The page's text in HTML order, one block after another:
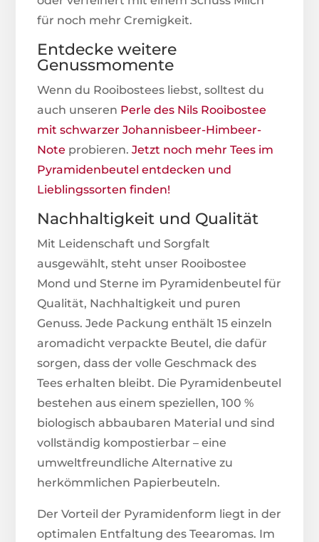
für noch mehr Cremigkeit.
Entdecke weitere
Genussmomente
Wenn du Rooibostees liebst, solltest du
auch unseren Perle des Nils Rooibostee
mit schwarzer Johannisbeer-Himbeer-
Note probieren.Jetzt noch mehr Tees im
Pyramidenbeutel entdecken und
Lieblingssorten finden!
Nachhaltigkeit und Qualität
Mit Leidenschaft und Sorgfalt
ausgewählt, steht unser Rooibostee
Mond und Sterne im Pyramidenbeutel für
Qualität, Nachhaltigkeit und puren
Genuss. Jede Packung enthält 15 einzeln
aromadicht verpackte Beutel, die dafür
sorgen, dass der volle Geschmack des
Tees erhalten bleibt. Die Pyramidenbeutel
bestehen aus einem speziellen, 100 %
biologisch abbaubaren Material und sind
vollständig kompostierbar – eine
umweltfreundliche Alternative zu
herkömmlichen Papierbeuteln.
Der Vorteil der Pyramidenform liegt in der
optimalen Entfaltung des Teearomas. Im